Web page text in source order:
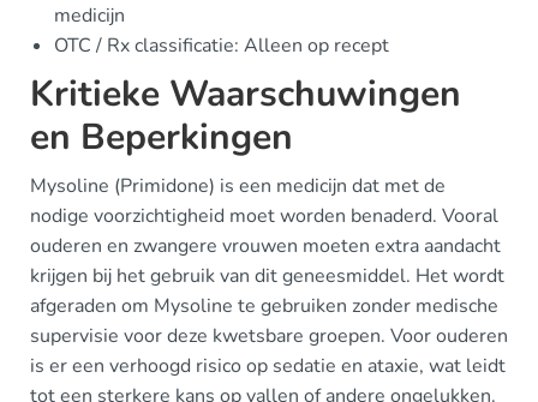
medicijn
OTC / Rx classificatie: Alleen op recept
Kritieke Waarschuwingen
en Beperkingen
Mysoline (Primidone) is een medicijn dat met de
nodige voorzichtigheid moet worden benaderd. Vooral
ouderen en zwangere vrouwen moeten extra aandacht
krijgen bij het gebruik van dit geneesmiddel. Het wordt
afgeraden om Mysoline te gebruiken zonder medische
supervisie voor deze kwetsbare groepen. Voor ouderen
is er een verhoogd risico op sedatie en ataxie, wat leidt
tot een sterkere kans op vallen of andere ongelukken.